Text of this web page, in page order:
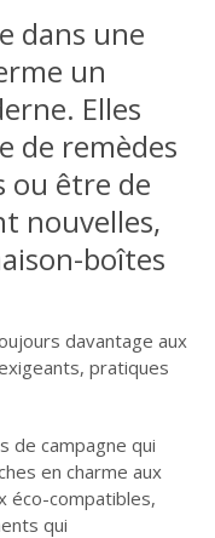
dans une
un
Elles
de remèdes
ou être de
nouvelles,
boîtes
davantage aux
pratiques
de campagne qui
en charme aux
éco-compatibles,
qui